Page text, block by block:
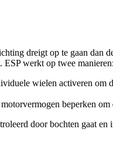
dreigt op te gaan
ESP werkt op twee manieren:
wielen activeren
beperken
door bochten gaat